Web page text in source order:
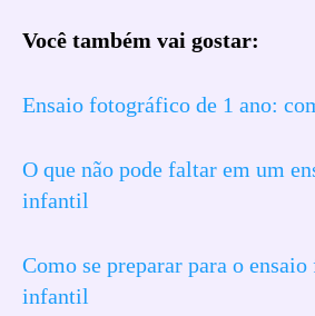
Você também vai gostar:
Ensaio fotográfico de 1 ano:
O que não pode faltar em um
infantil
Como se preparar para o
infantil